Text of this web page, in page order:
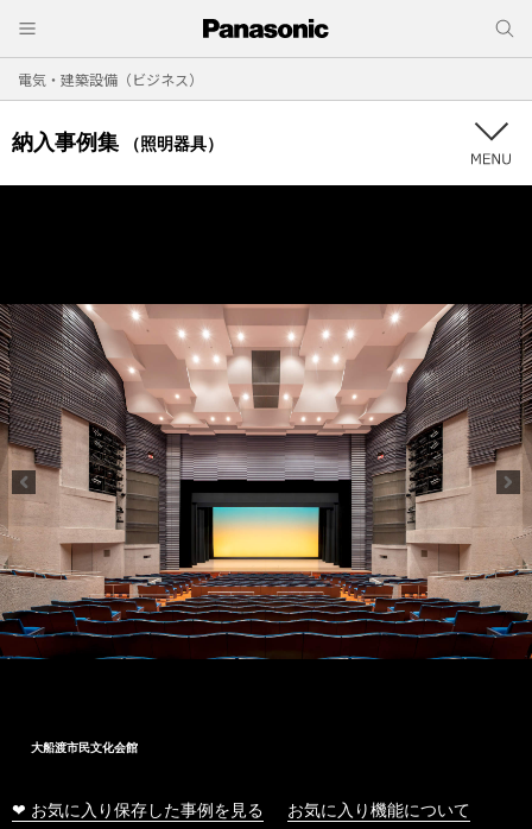
電気・建築設備（ビジネス）
納入事例集 （照明器具）
大船渡市民文化会館
❤ お気に入り保存した事例を見る お気に入り機能について